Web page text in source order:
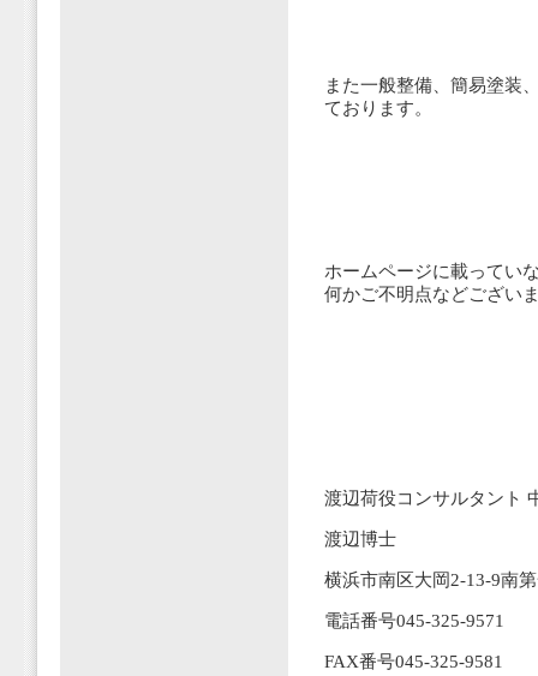
また一般整備、簡易塗装
ております。
ホームページに載ってい
何かご不明点などござい
渡辺荷役コンサルタント
渡辺博士
横浜市南区大岡2-13-9南
電話番号045-325-9571
FAX番号045-325-9581